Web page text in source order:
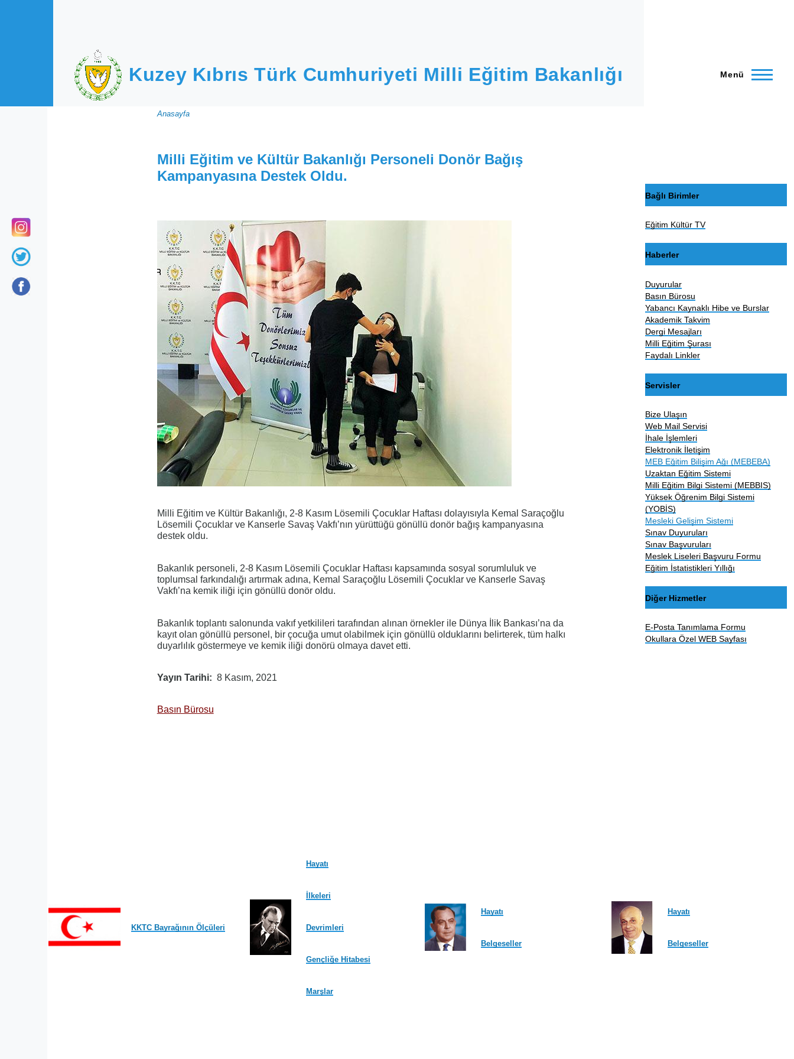
Kuzey Kıbrıs Türk Cumhuriyeti Milli Eğitim Bakanlığı Menü
Sayfa
yolu
Anasayfa
Milli Eğitim ve Kültür Bakanlığı Personeli Donör Bağış
Kampanyasına Destek Oldu.
Milli Eğitim ve Kültür Bakanlığı, 2-8 Kasım Lösemili Çocuklar Haftası dolayısıyla Kemal Saraçoğlu
Lösemili Çocuklar ve Kanserle Savaş Vakfı’nın yürüttüğü gönüllü donör bağış kampanyasına
destek oldu.
Bakanlık personeli, 2-8 Kasım Lösemili Çocuklar Haftası kapsamında sosyal sorumluluk ve
toplumsal farkındalığı artırmak adına, Kemal Saraçoğlu Lösemili Çocuklar ve Kanserle Savaş
Vakfı’na kemik iliği için gönüllü donör oldu.
Bakanlık toplantı salonunda vakıf yetkilileri tarafından alınan örnekler ile Dünya İlik Bankası’na da
kayıt olan gönüllü personel, bir çocuğa umut olabilmek için gönüllü olduklarını belirterek, tüm halkı
duyarlılık göstermeye ve kemik iliği donörü olmaya davet etti.
Yayın Tarihi 8 Kasım, 2021
Basın Bürosu
Bağlı Birimler
Eğitim Kültür TV
Haberler
Duyurular
Basın Bürosu
Yabancı Kaynaklı Hibe ve Burslar
Akademik Takvim
Dergi Mesajları
Milli Eğitim Şurası
Faydalı Linkler
Servisler
Bize Ulaşın
Web Mail Servisi
İhale İşlemleri
Elektronik İletişim
MEB Eğitim Bilişim Ağı (MEBEBA)
Uzaktan Eğitim Sistemi
Milli Eğitim Bilgi Sistemi (MEBBIS)
Yüksek Öğrenim Bilgi Sistemi
(YOBİS)
Mesleki Gelişim Sistemi
Sınav Duyuruları
Sınav Başvuruları
Meslek Liseleri Başvuru Formu
Eğitim İstatistikleri Yıllığı
Diğer Hizmetler
E-Posta Tanımlama Formu
Okullara Özel WEB Sayfası
KKTC Bayrağının Ölçüleri
Hayatı
İlkeleri
Devrimleri
Gençliğe Hitabesi
Marşlar
Hayatı
Belgeseller
Hayatı
Belgeseller